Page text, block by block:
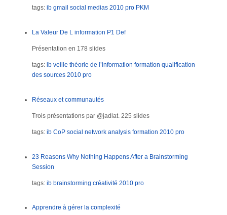
tags: ib gmail social medias 2010 pro PKM
La Valeur De L information P1 Def
Présentation en 178 slides
tags: ib veille théorie de l’information formation qualification
des sources 2010 pro
Réseaux et communautés
Trois présentations par @jadlat. 225 slides
tags: ib CoP social network analysis formation 2010 pro
23 Reasons Why Nothing Happens After a Brainstorming
Session
tags: ib brainstorming créativité 2010 pro
Apprendre à gérer la complexité